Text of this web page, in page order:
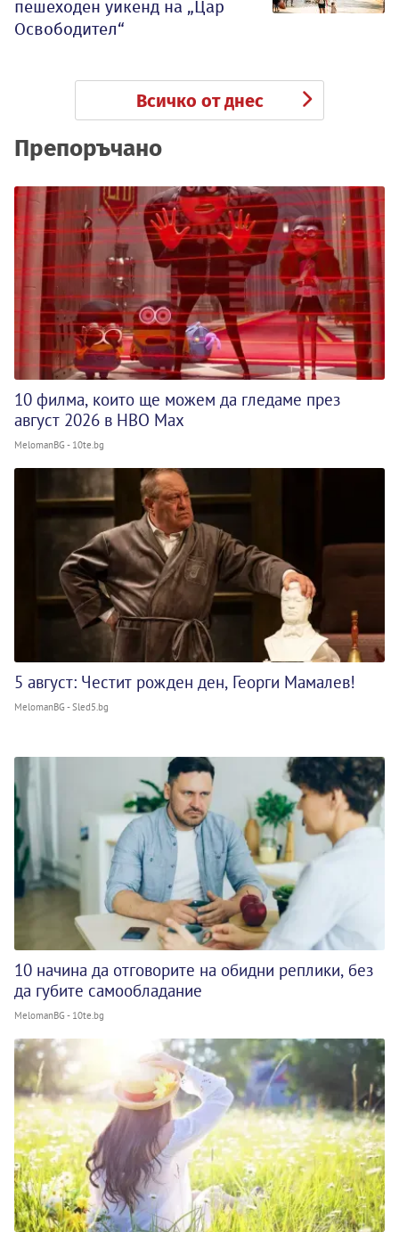
пешеходен уикенд на „Цар
Освободител“
Всичко от днес
Препоръчано
10 филма, които ще можем да гледаме през
август 2026 в HBO Max
MelomanBG - 10te.bg
5 август: Честит рожден ден, Георги Мамалев!
MelomanBG - Sled5.bg
10 начина да отговорите на обидни реплики, без
да губите самообладание
MelomanBG - 10te.bg